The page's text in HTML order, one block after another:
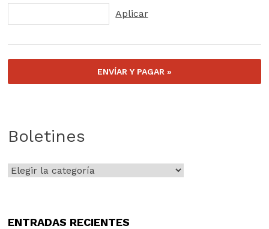
Boletines
Boletines
ENTRADAS RECIENTES